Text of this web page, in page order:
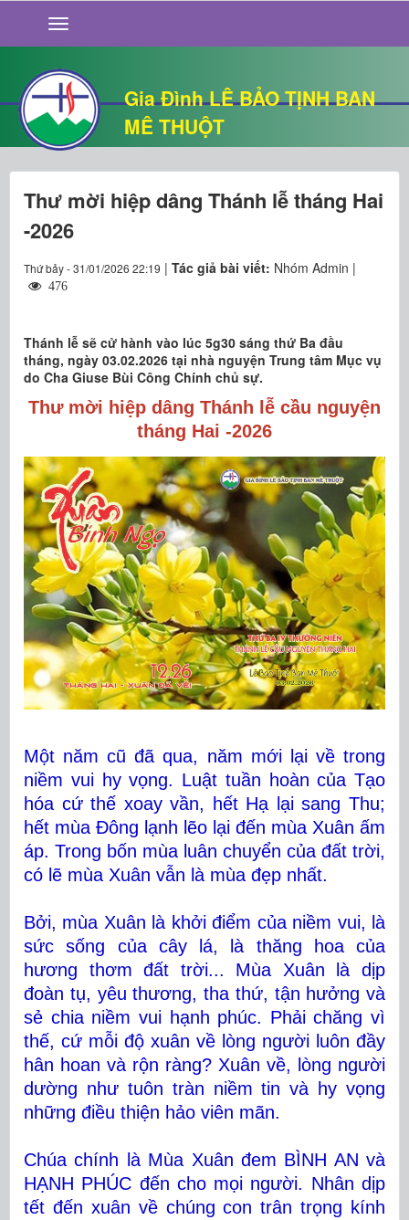
Gia Đình LÊ BẢO TỊNH BAN
MÊ THUỘT
GIỚI THIỆU
TIN TỨC
SỐNG ĐẠO
CHUYỆN NHÀ
QUÁN VĂN
THƯ GIÃN
Thư mời hiệp dâng Thánh lễ tháng Hai
-2026
Thứ bảy - 31/01/2026 22:19 | Tác giả bài viết: Nhóm Admin |
476
Thánh lễ sẽ cử hành vào lúc 5g30 sáng thứ Ba đầu
tháng, ngày 03.02.2026 tại nhà nguyện Trung tâm Mục vụ
do Cha Giuse Bùi Công Chính chủ sự.
Thư mời hiệp dâng Thánh lễ cầu nguyện
tháng Hai -2026
Một năm cũ đã qua, năm mới lại về trong
niềm vui hy vọng. Luật tuần hoàn của Tạo
hóa cứ thế xoay vần, hết Hạ lại sang Thu;
hết mùa Đông lạnh lẽo lại đến mùa Xuân ấm
áp. Trong bốn mùa luân chuyển của đất trời,
có lẽ mùa Xuân vẫn là mùa đẹp nhất.
Bởi, mùa Xuân là khởi điểm của niềm vui, là
sức sống của cây lá, là thăng hoa của
hương thơm đất trời... Mùa Xuân là dịp
đoàn tụ, yêu thương, tha thứ, tận hưởng và
sẻ chia niềm vui hạnh phúc. Phải chăng vì
thế, cứ mỗi độ xuân về lòng người luôn đầy
hân hoan và rộn ràng? Xuân về, lòng người
dường như tuôn tràn niềm tin và hy vọng
những điều thiện hảo viên mãn.
Chúa chính là Mùa Xuân đem BÌNH AN và
HẠNH PHÚC đến cho mọi người. Nhân dịp
tết đến xuân về chúng con trân trọng kính